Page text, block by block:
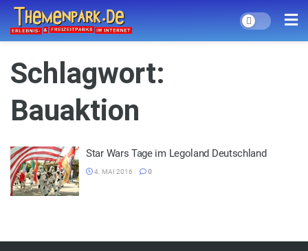
Schlagwort:
Bauaktion
Star Wars Tage im Legoland Deutschland
4. MAI 2016 0